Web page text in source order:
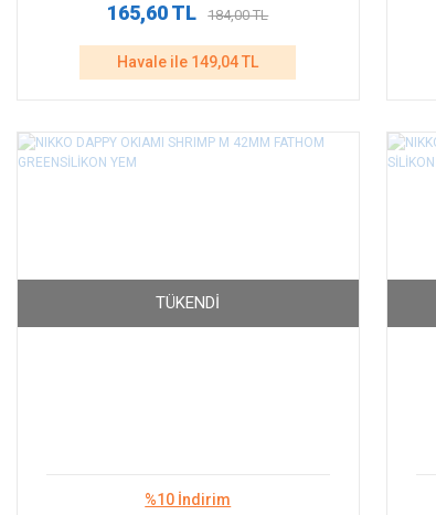
165,60 TL 184,00 TL
Havale ile 149,04 TL
TÜKENDI
%10 İndirim